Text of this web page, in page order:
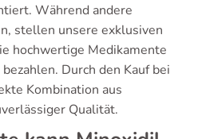
Während andere
stellen unsere exklusiven
hochwertige Medikamente
Durch den Kauf bei
Kombination aus
Qualität.